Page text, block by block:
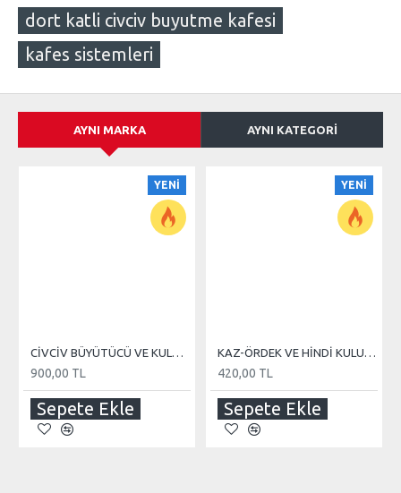
dort katli civciv buyutme kafesi
kafes sistemleri
AYNI MARKA AYNI KATEGORI
YENI
CİVCİV BÜYÜTÜCÜ VE KULUÇKA 110 WATT REZİSTANS
900,00 TL
Sepete Ekle
YENI
KAZ-ÖRDEK VE HİNDİ KULUÇKA MAKİNE TEREĞİ
420,00 TL
Sepete Ekle